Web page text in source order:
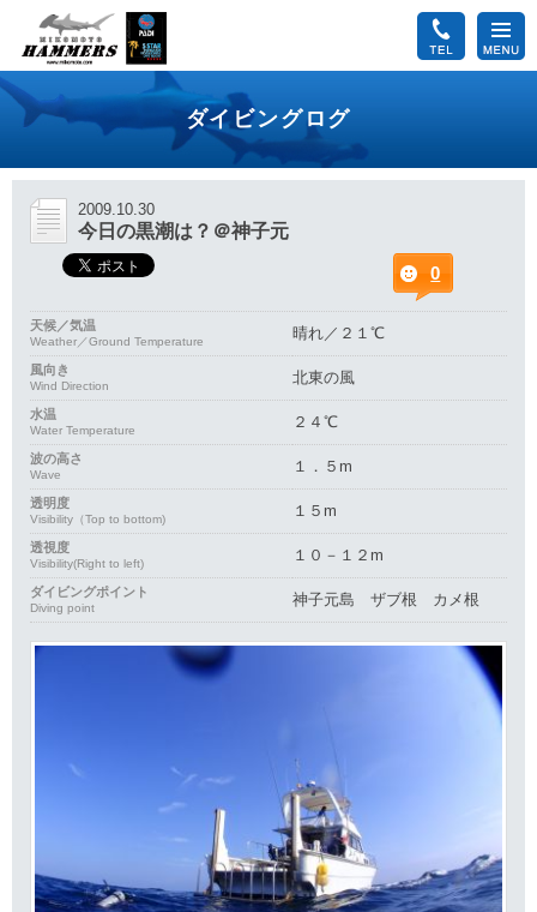
ダイビングログ
今日の黒潮は？＠神子元
2009.10.30
0
天候／気温
Weather／Ground Temperature 晴れ／２１℃
風向き
Wind Direction 北東の風
水温
Water Temperature ２４℃
波の高さ
Wave １．５m
透明度
Visibility（Top to bottom) １５m
透視度
Visibility(Right to left) １０－１２m
ダイビングポイント
Diving point 神子元島 ザブ根 カメ根